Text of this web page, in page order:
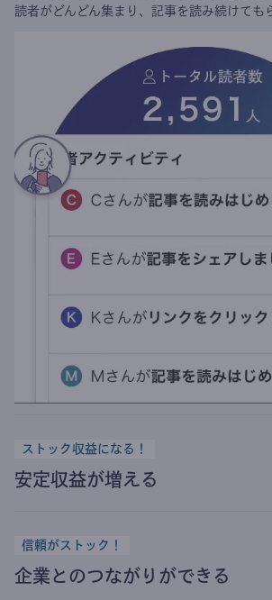
読者がどんどん集まり、記事を読み続けても
ストック収益になる！
安定収益が増える
信頼がストック！
企業とのつながりができる